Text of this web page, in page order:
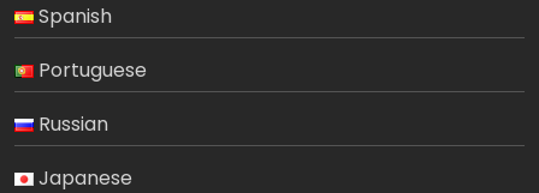
Spanish
Portuguese
Russian
Japanese